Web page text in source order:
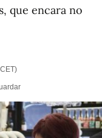
que encara no